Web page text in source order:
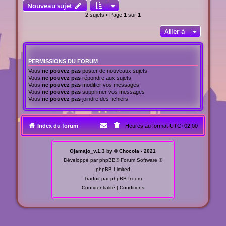
Nouveau sujet
2 sujets • Page 1 sur 1
Aller à
PERMISSIONS DU FORUM
Vous ne pouvez pasposter de nouveaux sujets
Vous ne pouvez pasrépondre aux sujets
Vous ne pouvez pasmodifier vos messages
Vous ne pouvez passupprimer vos messages
Vous ne pouvez pasjoindre des fichiers
Index du forum Heures au formatUTC+02:00
Ojamajo_v.1.3 by © Chocola - 2021
Développé parphpBB® Forum Software ©
phpBB Limited
Traduit parphpBB-fr.com
Confidentialité | Conditions